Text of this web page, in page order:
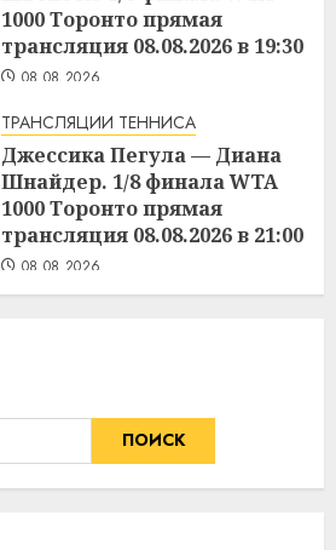
1000 Торонто прямая
трансляция 08.08.2026 в 19:30
08.08.2026
ТРАНСЛЯЦИИ ТЕННИСА
Джессика Пегула — Диана
Шнайдер. 1/8 финала WTA
1000 Торонто прямая
трансляция 08.08.2026 в 21:00
08.08.2026
ПОИСК